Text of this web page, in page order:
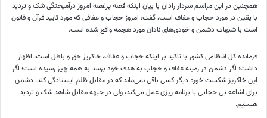
همچنین در این مراسم سردار رادان با بیان اینکه قصه پرغصه امروز درآمیختگی شک و تردید
با یقین در مورد حجاب و عفاف است، گفت: امروز حجاب و عفافی که مورد تایید قرآن و قانون
است با شبهات دشمن و خودی‌های نادان مورد هجمه واقع شده است.
فرمانده کل انتظامی کشور با تاکید بر اینکه حجاب و عفاف، خاکریز حق و باطل است، اظهار
داشت: اگر دشمن در زمینه عفاف و حجاب به هدف خود برسد به همه چیز رسیده است؛ اگر
این خاکریز شکست خورد دیگر کسی باقی نمی‌ماند که در مقابل ظلم ایستادگی کند؛ دشمن
برای اشاعه بی حجابی با برنامه ریزی عمل می‌کند، ولی در جبهه مقابل شاهد شک و تردید
هستیم.